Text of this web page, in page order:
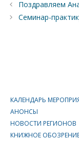
Поздравляем
Семинар-
КАЛЕНДАРЬ
АНОНСЫ
НОВОСТИ РЕГИОНОВ
КНИЖНОЕ